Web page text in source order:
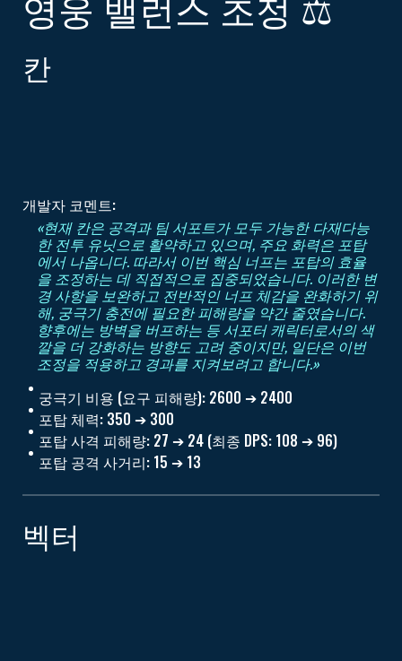
칸
개발자 코멘트:
«현재 칸은 공격과 팀 서포트가 모두 가능한 다재다능
한 전투 유닛으로 활약하고 있으며, 주요 화력은 포탑
에서 나옵니다. 따라서 이번 핵심 너프는 포탑의 효율
을 조정하는 데 직접적으로 집중되었습니다. 이러한 변
경 사항을 보완하고 전반적인 너프 체감을 완화하기 위
해, 궁극기 충전에 필요한 피해량을 약간 줄였습니다.
향후에는 방벽을 버프하는 등 서포터 캐릭터로서의 색
깔을 더 강화하는 방향도 고려 중이지만, 일단은 이번
조정을 적용하고 경과를 지켜보려고 합니다.»
궁극기 비용 (요구 피해량): 2600 ➔ 2400
포탑 체력: 350 ➔ 300
포탑 사격 피해량: 27 ➔ 24 (최종 DPS: 108 ➔ 96)
포탑 공격 사거리: 15 ➔ 13
벡터